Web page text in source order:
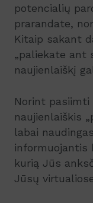
potencialių
prarandate,
Kitaip sakant
„paliekate ant
naujienlaiškį
Norint pasiimti
naujienlaiškis
labai
informuojantis
kurią Jūs
Jūsų